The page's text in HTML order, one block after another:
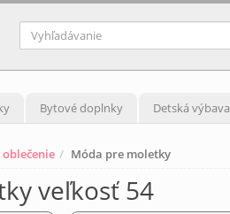
Bytové doplnky Detská výbava
oblečenie Móda pre moletky
veľkosť 54